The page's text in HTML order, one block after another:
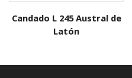
Candado L 245 Austral de
Latón